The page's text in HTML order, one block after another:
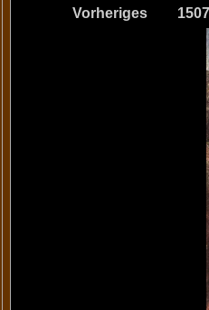
Vorheriges